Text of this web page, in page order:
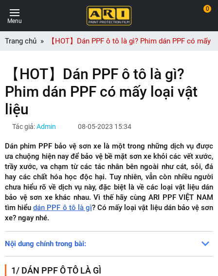
Menu
0
Trang chủ 【HOT】Dán PPF ô tô là gì? Phim dán PPF có mấy
【HOT】Dán PPF ô tô là gì?
Phim dán PPF có mấy loại vật
liệu
Tác giả:Admin 08-05-2023 15:34
Dán phim PPF bảo vệ sơn xe là một trong những dịch vụ được
ưa chuộng hiện nay để bảo vệ bề mặt sơn xe khỏi các vết xước,
trầy xước, va chạm từ các tác nhân bên ngoài như cát, sỏi, đá
hay các chất hóa học độc hại. Tuy nhiên, vẫn còn nhiều người
chưa hiểu rõ về dịch vụ này, đặc biệt là về các loại vật liệu dán
bảo vệ sơn xe khác nhau. Vì thế hãy cùng ARI PPF VIỆT NAM
tìm hiểudán PPF ô tô là gì? Có mấy loại vật liệu dán bảo vệ sơn
xe? ngay nhé.
Nội dung chính trong bài:
1/ DÁN PPF Ô TÔ LÀ GÌ